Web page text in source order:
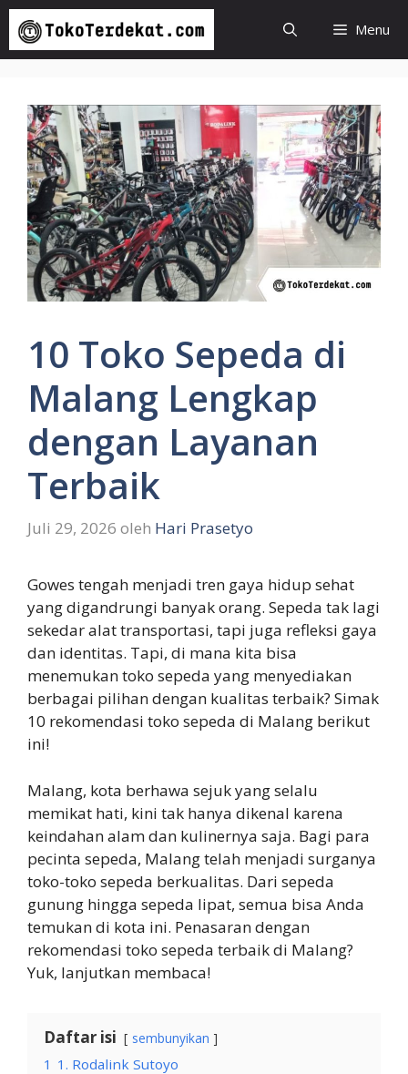
Langsung
isi
Menu
10 Toko Sepeda di
Malang Lengkap
dengan Layanan
Terbaik
Juli 29, 2026 oleh Hari Prasetyo
Gowes tengah menjadi tren gaya hidup sehat
yang digandrungi banyak orang. Sepeda tak lagi
sekedar alat transportasi, tapi juga refleksi gaya
dan identitas. Tapi, di mana kita bisa
menemukan toko sepeda yang menyediakan
berbagai pilihan dengan kualitas terbaik? Simak
10 rekomendasi toko sepeda di Malang berikut
ini!
Malang, kota berhawa sejuk yang selalu
memikat hati, kini tak hanya dikenal karena
keindahan alam dan kulinernya saja. Bagi para
pecinta sepeda, Malang telah menjadi surganya
toko-toko sepeda berkualitas. Dari sepeda
gunung hingga sepeda lipat, semua bisa Anda
temukan di kota ini. Penasaran dengan
rekomendasi toko sepeda terbaik di Malang?
Yuk, lanjutkan membaca!
Daftar isi sembunyikan
1 1. Rodalink Sutoyo